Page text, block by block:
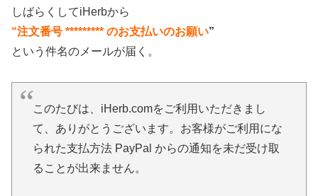
しばらくしてiHerbから
“注文番号 ********* のお支払いのお願い”
という件名のメールが届く。
このたびは、iHerb.comをご利用いただきまし
て、ありがとうございます。お客様がご利用にな
られた支払方法 PayPal からの通知を未だ受け取
ることが出来ません。